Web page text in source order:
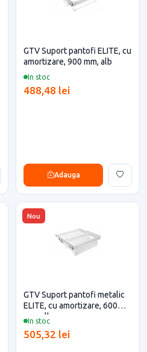
In stoc
GTV Suport pantofi ELITE, cu
amortizare, 900 mm, alb
488,48 lei
Adauga
Nou
In stoc
GTV Suport pantofi metalic
ELITE, cu amortizare, 600
mm, alb
505,32 lei